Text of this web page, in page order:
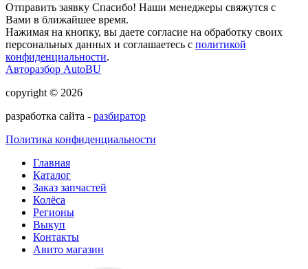
Отправить заявку Спасибо! Наши менеджеры свяжутся с
Вами в ближайшее время.
Нажимая на кнопку, вы даете согласие на обработку своих
персональных данных и соглашаетесь с политикой
конфиденциальности.
Авторазбор AutoBU
copyright © 2026
разработка сайта - разбиратор
Политика конфиденциальности
Главная
Каталог
Заказ запчастей
Колёса
Регионы
Выкуп
Контакты
Авито магазин